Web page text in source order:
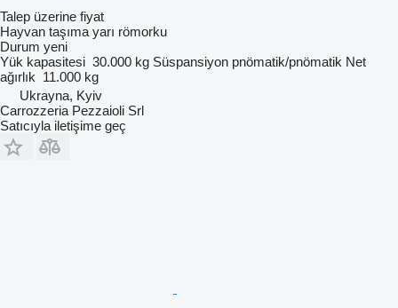
Talep üzerine fiyat
Hayvan taşıma yarı römorku
Durum yeni
Yük kapasitesi 30.000 kg Süspansiyon pnömatik/pnömatik Net
ağırlık 11.000 kg
Ukrayna, Kyiv
Carrozzeria Pezzaioli Srl
Satıcıyla iletişime geç